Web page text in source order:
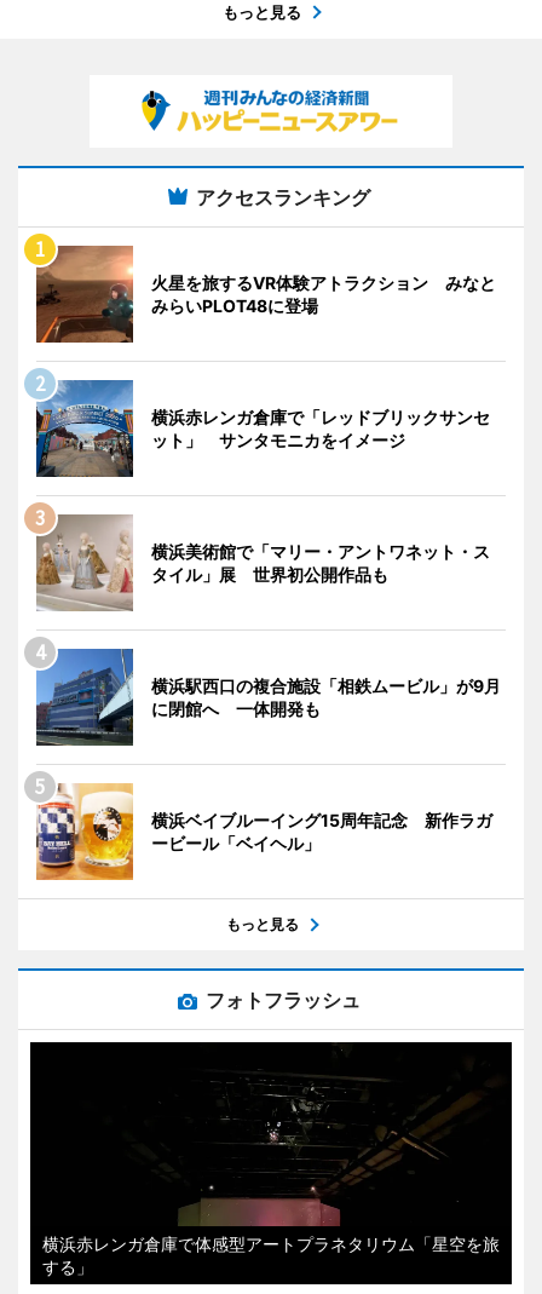
もっと見る
アクセスランキング
火星を旅するVR体験アトラクション みなと
みらいPLOT48に登場
横浜赤レンガ倉庫で「レッドブリックサンセ
ット」 サンタモニカをイメージ
横浜美術館で「マリー・アントワネット・ス
タイル」展 世界初公開作品も
横浜駅西口の複合施設「相鉄ムービル」が9月
に閉館へ 一体開発も
横浜ベイブルーイング15周年記念 新作ラガ
ービール「ベイヘル」
もっと見る
フォトフラッシュ
横浜赤レンガ倉庫で体感型アートプラネタリウム「星空を旅
する」